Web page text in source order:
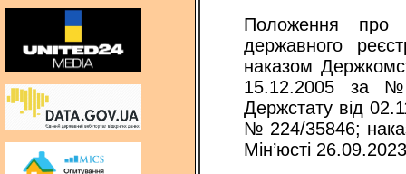
Положення про
державного
наказом
15.12.2005 за №
Держстату від
№ 224/35846;
Мін’юсті